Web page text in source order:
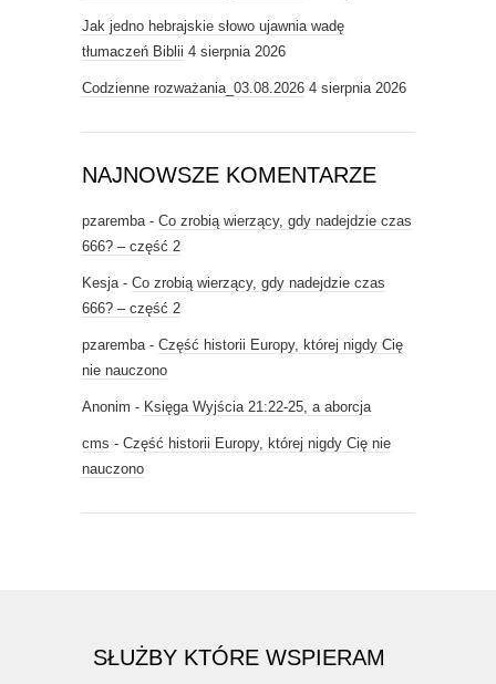
Jak jedno hebrajskie słowo ujawnia wadę
tłumaczeń Biblii 4 sierpnia 2026
Codzienne rozważania_03.08.2026 4 sierpnia 2026
NAJNOWSZE KOMENTARZE
pzaremba- Co zrobią wierzący, gdy nadejdzie czas
666? – część 2
Kesja- Co zrobią wierzący, gdy nadejdzie czas
666? – część 2
pzaremba- Część historii Europy, której nigdy Cię
nie nauczono
Anonim - Księga Wyjścia 21:22-25, a aborcja
cms - Część historii Europy, której nigdy Cię nie
nauczono
SŁUŻBY KTÓRE WSPIERAM